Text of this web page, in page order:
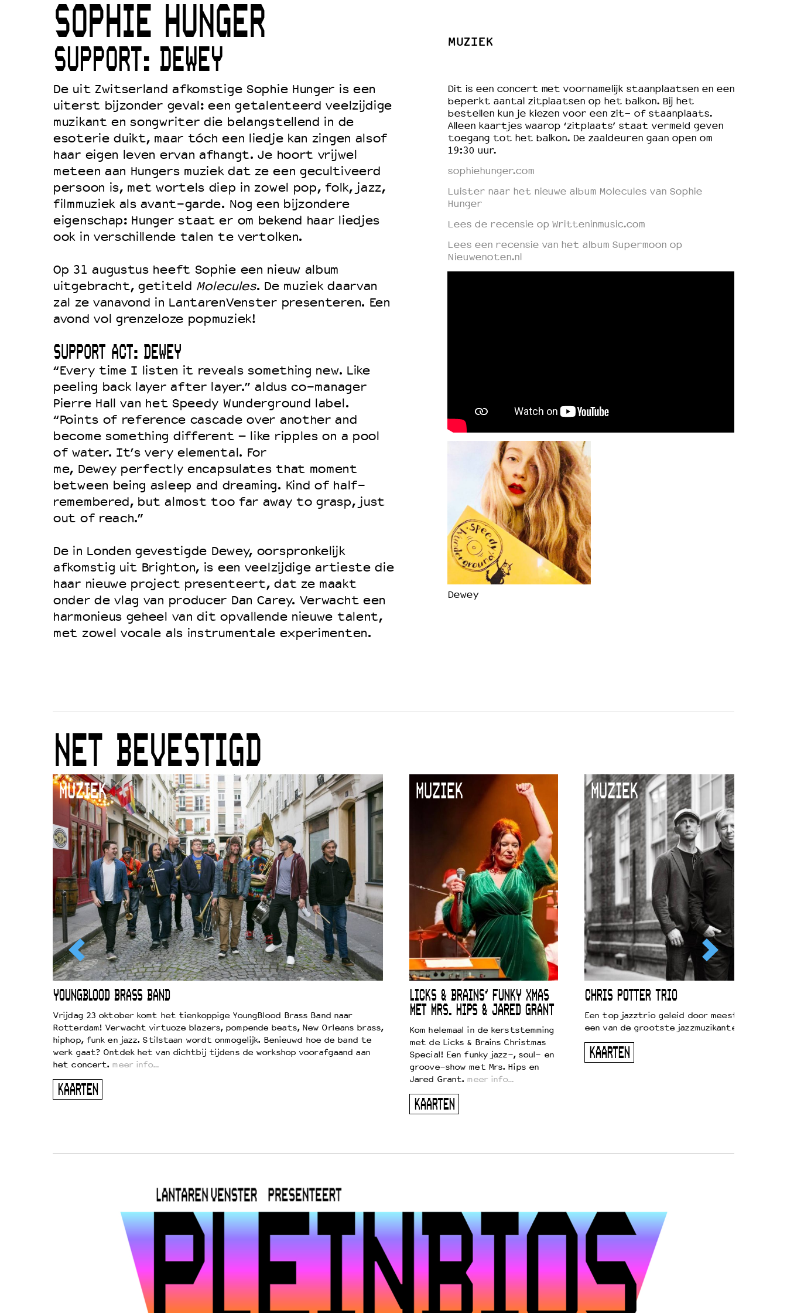
Duurzaamheid
Culturele boycot Israël
Ruimte voor artistieke vrijheid – VNPF
SOPHIE HUNGER
SUPPORT: DEWEY
De uit Zwitserland afkomstige Sophie Hunger is een
uiterst bijzonder geval: een getalenteerd veelzijdige
muzikant en songwriter die belangstellend in de
esoterie duikt, maar tóch een liedje kan zingen alsof
haar eigen leven ervan afhangt. Je hoort vrijwel
meteen aan Hungers muziek dat ze een gecultiveerd
persoon is, met wortels diep in zowel pop, folk, jazz,
filmmuziek als avant-garde. Nog een bijzondere
eigenschap: Hunger staat er om bekend haar liedjes
ook in verschillende talen te vertolken.
Op 31 augustus heeft Sophie een nieuw album
uitgebracht, getiteld Molecules. De muziek daarvan
zal ze vanavond in LantarenVenster presenteren. Een
avond vol grenzeloze popmuziek!
SUPPORT ACT: DEWEY
“Every time I listen it reveals something new. Like
peeling back layer after layer.” aldus co-manager
Pierre Hall van het Speedy Wunderground label.
“Points of reference cascade over another and
become something different – like ripples on a pool
of water. It’s very elemental. For
me, Deweyperfectly encapsulates that moment
between being asleep and dreaming. Kind of half-
remembered, but almost too far away to grasp, just
out of reach.”
De in Londen gevestigde Dewey, oorspronkelijk
afkomstig uit Brighton, is een veelzijdige artieste die
haar nieuwe project presenteert, dat ze maakt
onder de vlag van producer Dan Carey. Verwacht een
harmonieus geheel van dit opvallende nieuwe talent,
met zowel vocale als instrumentale experimenten.
MUZIEK
Dit is een concert met voornamelijk staanplaatsen en een
beperkt aantal zitplaatsen op het balkon. Bij het
bestellen kun je kiezen voor een zit- of staanplaats.
Alleen kaartjes waarop ‘zitplaats’ staat vermeld geven
toegang tot het balkon. De zaaldeuren gaan open om
19:30 uur.
sophiehunger.com
Luister naar het nieuwe album Molecules van Sophie
Hunger
Lees de recensie op Writteninmusic.com
Lees een recensie van het album Supermoon op
Nieuwenoten.nl
Dewey
NET BEVESTIGD
MUZIEK
YOUNGBLOOD BRASS BAND
Vrijdag 23 oktober komt het tienkoppige YoungBlood Brass Band naar
Rotterdam! Verwacht virtuoze blazers, pompende beats, New Orleans brass,
hiphop, funk en jazz. Stilstaan wordt onmogelijk. Benieuwd hoe de band te
werk gaat? Ontdek het van dichtbij tijdens de workshop voorafgaand aan
het concert. meer info…
KAARTEN
MUZIEK
LICKS & BRAINS’ FUNKY XMAS
MET MRS. HIPS & JARED GRANT
Kom helemaal in de kerststemming
met de Licks & Brains Christmas
Special! Een funky jazz-, soul- en
groove-show met Mrs. Hips en
Jared Grant. meer info…
KAARTEN
MUZIEK
CHRIS POTTER TRIO
Een top jazztrio geleid door
een van de grootste jazzmuzikanten van zijn
KAARTEN